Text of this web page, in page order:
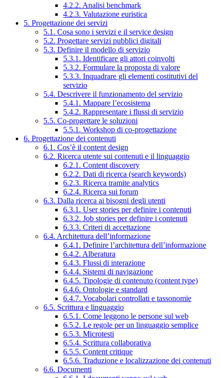
4.2.2. Analisi benchmark
4.2.3. Valutazione euristica
5. Progettazione dei servizi
5.1. Cosa sono i servizi e il service design
5.2. Progettare servizi pubblici digitali
5.3. Definire il modello di servizio
5.3.1. Identificare gli attori coinvolti
5.3.2. Formulare la proposta di valore
5.3.3. Inquadrare gli elementi costitutivi del
servizio
5.4. Descrivere il funzionamento del servizio
5.4.1. Mappare l’ecosistema
5.4.2. Rappresentare i flussi di servizio
5.5. Co-progettare le soluzioni
5.5.1. Workshop di co-progettazione
6. Progettazione dei contenuti
6.1. Cos’è il content design
6.2. Ricerca utente sui contenuti e il linguaggio
6.2.1. Content discovery
6.2.2. Dati di ricerca (search keywords)
6.2.3. Ricerca tramite analytics
6.2.4. Ricerca sui forum
6.3. Dalla ricerca ai bisogni degli utenti
6.3.1. User stories per definire i contenuti
6.3.2. Job stories per definire i contenuti
6.3.3. Criteri di accettazione
6.4. Architettura dell’informazione
6.4.1. Definire l’architettura dell’informazione
6.4.2. Alberatura
6.4.3. Flussi di interazione
6.4.4. Sistemi di navigazione
6.4.5. Tipologie di contenuto (content type)
6.4.6. Ontologie e standard
6.4.7. Vocabolari controllati e tassonomie
6.5. Scrittura e linguaggio
6.5.1. Come leggono le persone sul web
6.5.2. Le regole per un linguaggio semplice
6.5.3. Microtesti
6.5.4. Scrittura collaborativa
6.5.5. Content critique
6.5.6. Traduzione e localizzazione dei contenuti
6.6. Documenti